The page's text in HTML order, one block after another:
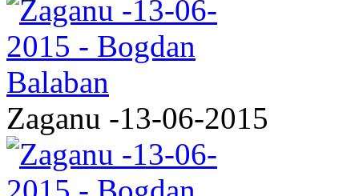
Zaganu -13-06-2015